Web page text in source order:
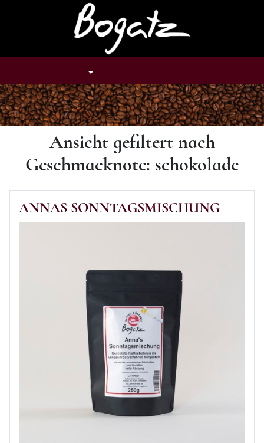
NAVIGATIONSUCHE
Ansicht gefiltert nach
Geschmacknote: schokolade
ANNAS SONNTAGSMISCHUNG